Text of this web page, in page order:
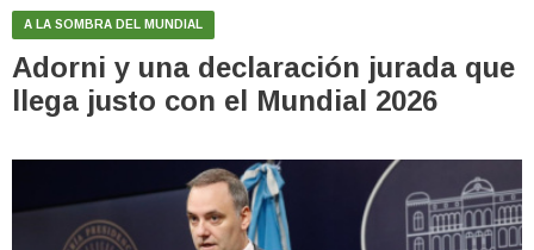
A LA SOMBRA DEL MUNDIAL
Adorni y una declaración jurada que
llega justo con el Mundial 2026